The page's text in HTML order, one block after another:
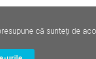
că sunteți de